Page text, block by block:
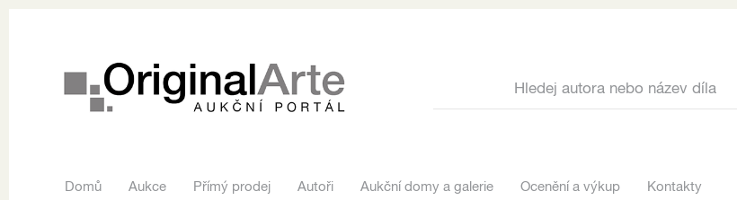
Domů Aukce Přímý prodej Autoři Aukční domy a galerie Ocenění a výkup Kontakty